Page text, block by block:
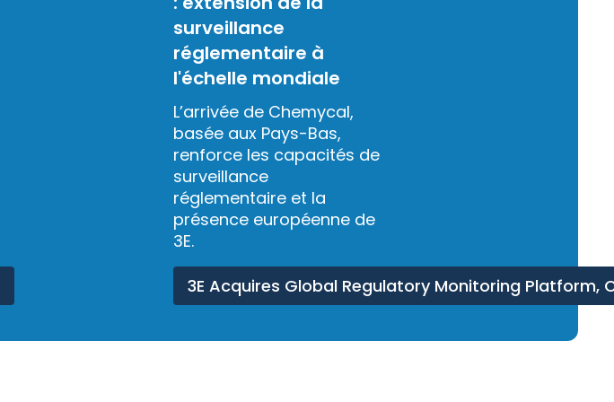
surveillance
réglementaire à
l'échelle mondiale
L’arrivée de Chemycal,
basée aux Pays-Bas,
renforce les capacités de
surveillance
réglementaire et la
présence européenne de
3E.
3E Acquires Global Regulatory Monitoring Platform,